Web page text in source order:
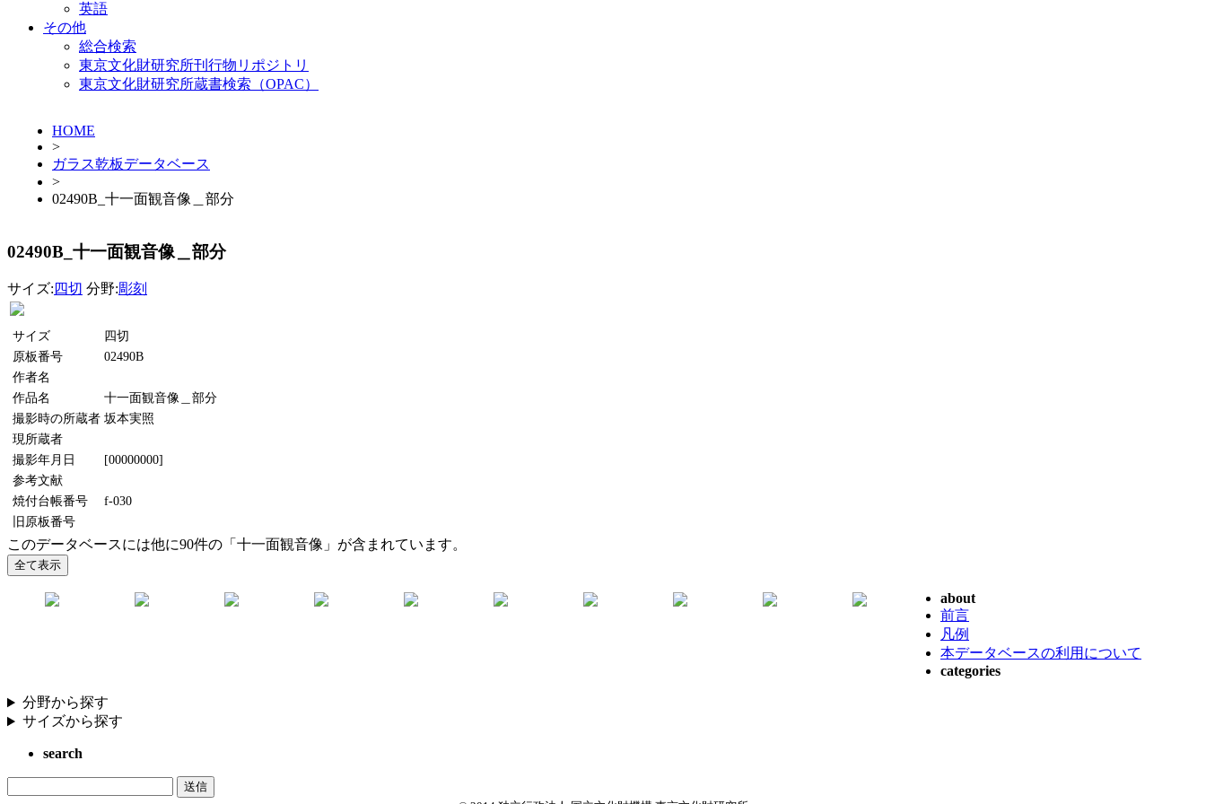
英語
その他
総合検索
東京文化財研究所刊行物リポジトリ
東京文化財研究所蔵書検索（OPAC）
HOME
>
ガラス乾板データベース
>
02490B_十一面観音像＿部分
02490B_十一面観音像＿部分
サイズ: 四切 分野:彫刻
サイズ
四切
原板番号
02490B
作者名
作品名
十一面観音像＿部分
撮影時の所蔵者 坂本実照
現所蔵者
撮影年月日
[00000000]
参考文献
焼付台帳番号
f-030
旧原板番号
このデータベースには他に90件の「十一面観音像」が含まれています。
about
前言
凡例
本データベースの利用について
categories
分野から探す
サイズから探す
search